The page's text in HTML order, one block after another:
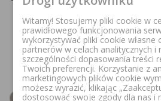
FILTR
Witamy! Stosujemy pliki cookie w
prawidłowego funkcjonowania
wykorzystywać pliki cookie własne
partnerów w celach analitycznych i
szczególności dopasowania treści
Twoich preferencji. Korzystanie z
marketingowych plików cookie
możesz wyrazić, klikając
dostosować swoje zgody dla nas i